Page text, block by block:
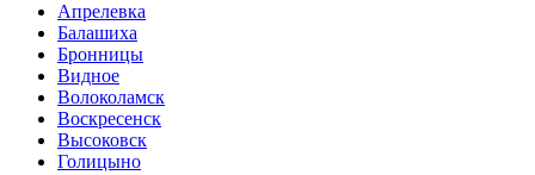
Апрелевка
Балашиха
Бронницы
Видное
Волоколамск
Воскресенск
Высоковск
Голицыно